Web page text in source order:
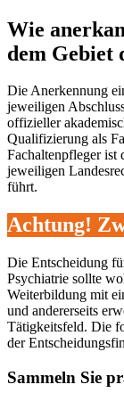
Wie
dem Gebiet
Die Anerkennung
jeweiligen
offizieller
Qualifizierung als
Fachaltenpfleger ist
jeweiligen
führt.
Achtung!
Die Entscheidung
Psychiatrie sollte
Weiterbildung mit
und andererseits
Tätigkeitsfeld. Die
der
Sammeln Sie